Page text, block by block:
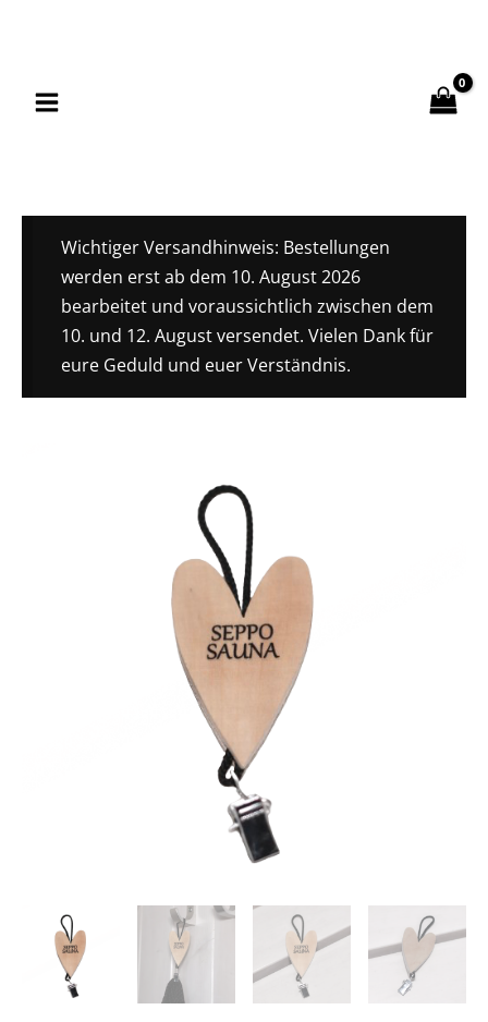
Wichtiger Versandhinweis: Bestellungen
werden erst ab dem 10. August 2026
bearbeitet und voraussichtlich zwischen dem
10. und 12. August versendet. Vielen Dank für
eure Geduld und euer Verständnis.